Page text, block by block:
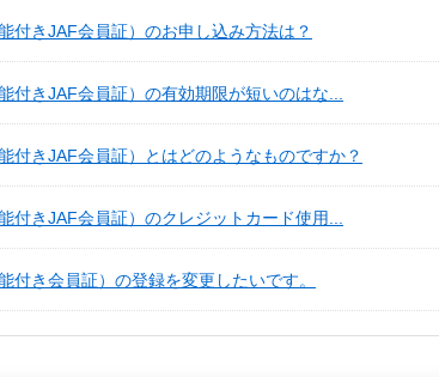
付きJAF会員証）のお申し込み方法は？
付きJAF会員証）の有効期限が短いのはな...
付きJAF会員証）とはどのようなものですか？
付きJAF会員証）のクレジットカード使用...
付き会員証）の登録を変更したいです。